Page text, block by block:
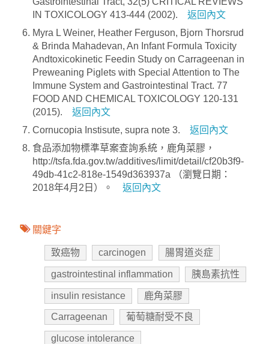
IN TOXICOLOGY 413-444 (2002). 返回內文
Myra L Weiner, Heather Ferguson, Bjorn Thorsrud
& Brinda Mahadevan, An Infant Formula Toxicity
Andtoxicokinetic Feedin Study on Carrageenan in
Preweaning Piglets with Special Attention to The
Immune System and Gastrointestinal Tract. 77
FOOD AND CHEMICAL TOXICOLOGY 120-131
(2015). 返回內文
Cornucopia Instisute, supra note 3. 返回內文
食品添加物標準草案查詢系統，鹿角菜膠，
http://tsfa.fda.gov.tw/additives/limit/detail/cf20b3f9-
49db-41c2-818e-1549d363937a （瀏覽日期：
2018年4月2日）。 返回內文
關鍵字
致癌物 carcinogen 腸胃道炎症
gastrointestinal inflammation 胰島素抗性
insulin resistance 鹿角菜膠
Carrageenan 葡萄糖耐受不良
glucose intolerance